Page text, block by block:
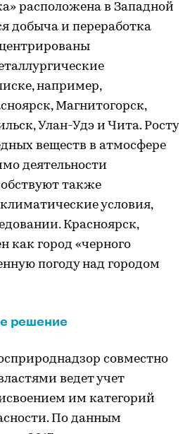
расположена в Западной
добыча и переработка
например,
Магнитогорск,
Улан-Удэ и Чита. Росту
веществ в атмосфере
деятельности
также
условия,
Красноярск,
как город «черного
погоду над городом
решение
совместно
ведет учет
им категорий
По данным